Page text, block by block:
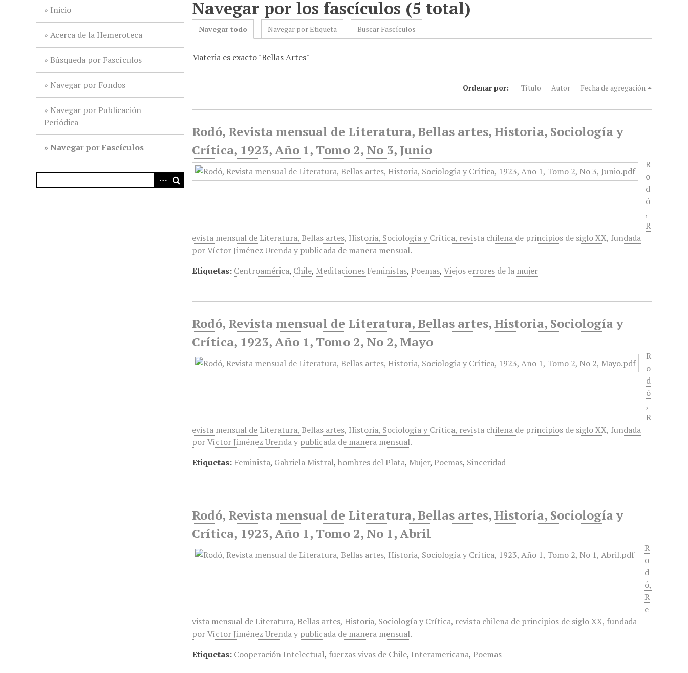
Inicio
Acerca de la Hemeroteca
Búsqueda por Fascículos
Navegar por Fondos
Navegar por Publicación
Periódica
Navegar por Fascículos
Navegar por los fascículos (5 total)
Navegar todo Navegar por Etiqueta Buscar Fascículos
Materia es exacto "Bellas Artes"
Ordenar por: Título Autor Fecha de agregación
Rodó, Revista mensual de Literatura, Bellas artes, Historia, Sociología y
Crítica, 1923, Año 1, Tomo 2, No 3, Junio
R
o
d
ó
,
R
evista mensual de Literatura, Bellas artes, Historia, Sociología y Crítica, revista chilena de principios de siglo XX, fundada
por Víctor Jiménez Urenda y publicada de manera mensual.
Etiquetas: Centroamérica, Chile, Meditaciones Feministas, Poemas,Viejos errores de la mujer
Rodó, Revista mensual de Literatura, Bellas artes, Historia, Sociología y
Crítica, 1923, Año 1, Tomo 2, No 2, Mayo
R
o
d
ó
,
R
evista mensual de Literatura, Bellas artes, Historia, Sociología y Crítica, revista chilena de principios de siglo XX, fundada
por Víctor Jiménez Urenda y publicada de manera mensual.
Etiquetas: Feminista, Gabriela Mistral,hombres del Plata, Mujer, Poemas, Sinceridad
Rodó, Revista mensual de Literatura, Bellas artes, Historia, Sociología y
Crítica, 1923, Año 1, Tomo 2, No 1, Abril
R
o
d
ó,
R
e
vista mensual de Literatura, Bellas artes, Historia, Sociología y Crítica, revista chilena de principios de siglo XX, fundada
por Víctor Jiménez Urenda y publicada de manera mensual.
Etiquetas: Cooperación Intelectual, fuerzas vivas de Chile, Interamericana, Poemas